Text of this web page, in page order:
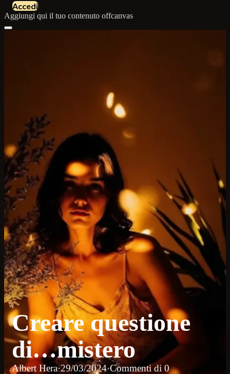
Accedi
Aggiungi qui il tuo contenuto offcanvas
Creare questione
di…mistero
Albert Hera·29/03/2024·Commenti di 0